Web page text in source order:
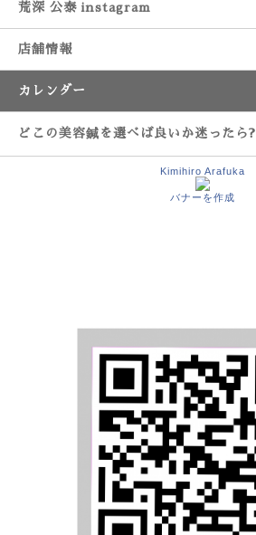
荒深 公泰 instagram
店舗情報
カレンダー
どこの美容鍼を選べば良いか迷ったら?
Kimihiro Arafuka
バナーを作成